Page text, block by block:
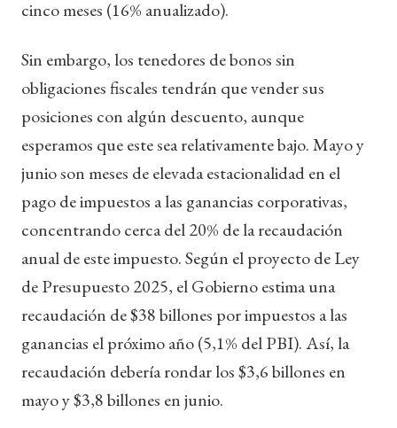
cinco meses (16% anualizado).
Sin embargo, los tenedores de bonos sin
obligaciones fiscales tendrán que vender sus
posiciones con algún descuento, aunque
esperamos que este sea relativamente bajo. Mayo y
junio son meses de elevada estacionalidad en el
pago de impuestos a las ganancias corporativas,
concentrando cerca del 20% de la recaudación
anual de este impuesto. Según el proyecto de Ley
de Presupuesto 2025, el Gobierno estima una
recaudación de $38 billones por impuestos a las
ganancias el próximo año (5,1% del PBI). Así, la
recaudación debería rondar los $3,6 billones en
mayo y $3,8 billones en junio.